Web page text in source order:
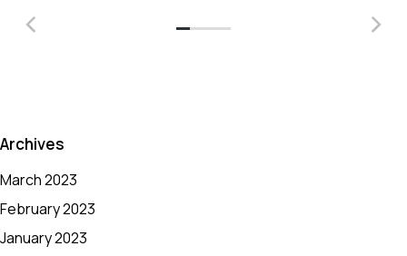
Archives
March 2023
February 2023
January 2023